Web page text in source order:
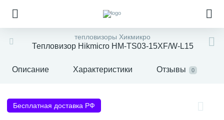
тепловизоры Хикмикро
Тепловизор Hikmicro HM-TS03-15XF/W-L15
Описание Характеристики Отзывы 0
Бесплатная доставка РФ